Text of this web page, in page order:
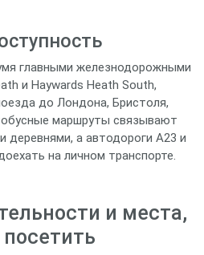
главными железнодорожными
и Haywards Heath South,
до Лондона, Бристоля,
маршруты связывают
деревнями, а автодороги A23 и
на личном транспорте.
и места,